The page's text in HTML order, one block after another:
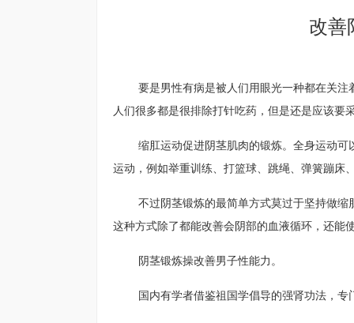
改善
要是男性有病是被人们用眼光一种都在关
人们很多都是很排除打针吃药，但是还是应该要
缩肛运动促进阴茎肌肉的锻炼。全身运动
运动，例如举重训练、打篮球、跳绳、弹簧蹦床
不过阴茎锻炼的最简单方式莫过于坚持做缩
这种方式除了都能改善会阴部的血液循环，还能
阴茎锻炼操改善男子性能力。
国内有学者借鉴祖国学倡导的强肾功法，